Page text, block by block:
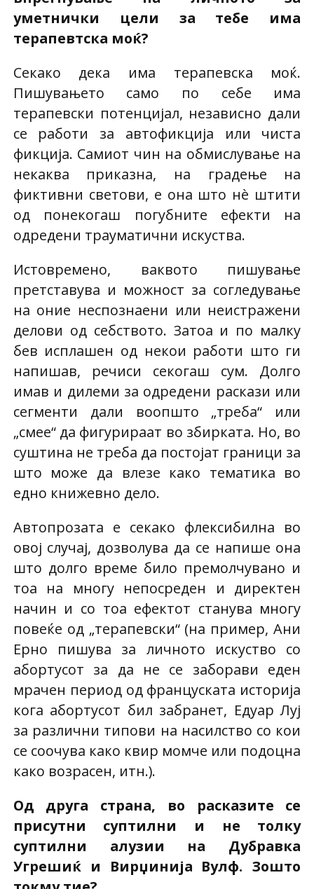
уметнички цели за тебе има
терапевтска моќ?
Секако дека има терапевска моќ.
Пишувањето само по себе има
терапевски потенцијал, независно дали
се работи за автофикција или чиста
фикција. Самиот чин на обмислување на
некаква приказна, на градење на
фиктивни светови, е она што нè штити
од понекогаш погубните ефекти на
одредени трауматични искуства.
Истовремено, ваквото пишување
претставува и можност за согледување
на оние неспознаени или неистражени
делови од себството. Затоа и по малку
бев исплашен од некои работи што ги
напишав, речиси секогаш сум. Долго
имав и дилеми за одредени раскази или
сегменти дали воопшто „треба“ или
„смее“ да фигурираат во збирката. Но, во
суштина не треба да постојат граници за
што може да влезе како тематика во
едно книжевно дело.
Автопрозата е секако флексибилна во
овој случај, дозволува да се напише она
што долго време било премолчувано и
тоа на многу непосреден и директен
начин и со тоа ефектот станува многу
повеќе од „терапевски“ (на пример, Ани
Ерно пишува за личното искуство со
абортусот за да не се заборави еден
мрачен период од француската историја
кога абортусот бил забранет, Едуар Луј
за различни типови на насилство со кои
се соочува како квир момче или подоцна
како возрасен, итн.).
Од друга страна, во расказите се
присутни суптилни и не толку
суптилни алузии на Дубравка
Угрешиќ и Вирџинија Вулф. Зошто